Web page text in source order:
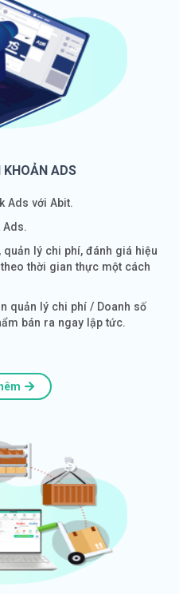
KHOẢN ADS
Ads với Abit.
lý chi phí, đánh giá hiệu
thời gian thực một cách
quản lý chi phí / Doanh số
bán ra ngay lập tức.